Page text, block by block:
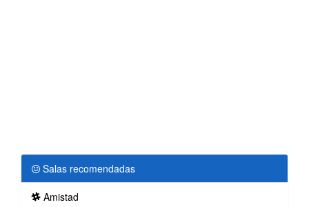
Salas recomendadas
Amistad